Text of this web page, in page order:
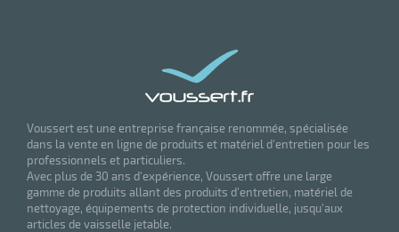
Voussert est une entreprise française renommée, spécialisée
dans la vente en ligne de produits et matériel d'entretien pour les
professionnels et particuliers.
Avec plus de 30 ans d'expérience, Voussert offre une large
gamme de produits allant des produits d'entretien, matériel de
nettoyage, équipements de protection individuelle, jusqu'aux
articles de vaisselle jetable.